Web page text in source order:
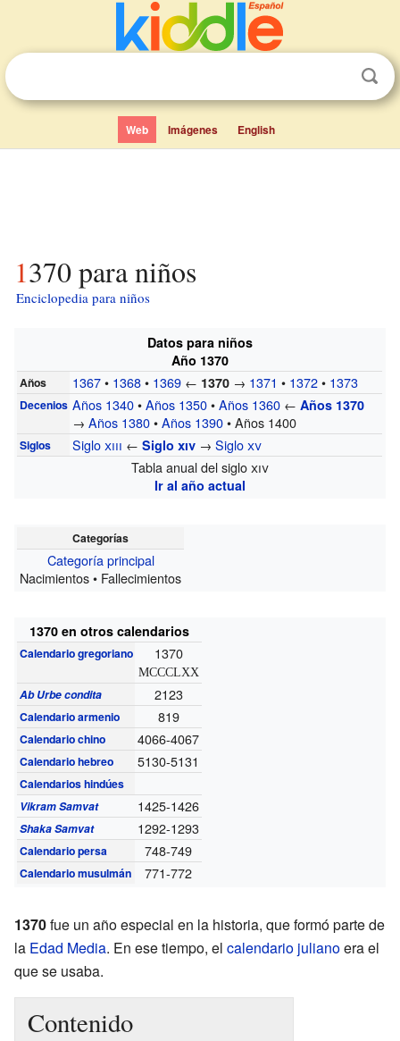
Web Imágenes English
1370 para niños
Enciclopedia para niños
Datos para niños
Año 1370
Años 1367• 1368• 1369 ← 1370 → 1371 • 1372• 1373
Decenios Años 1340•Años 1350•Años 1360 ←Años 1370
→Años 1380•Años 1390• Años 1400
Siglos Sigloxiii ←Sigloxiv →Sigloxv
Tabla anual del sigloxiv
Ir al año actual
Categorías
Categoría principal
Nacimientos • Fallecimientos
1370 en otros calendarios
Calendario gregoriano 1370
MCCCLXX
Ab Urbe condita 2123
Calendario armenio 819
Calendario chino 4066-4067
Calendario hebreo 5130-5131
Calendarios hindúes
Vikram Samvat
1425-1426
Shaka Samvat 1292-1293
Calendario persa 748-749
Calendario musulmán 771-772
1370fue un año especial en la historia, que formó parte de
la Edad Media. En ese tiempo, el calendario julianoera el
que se usaba.
Contenido